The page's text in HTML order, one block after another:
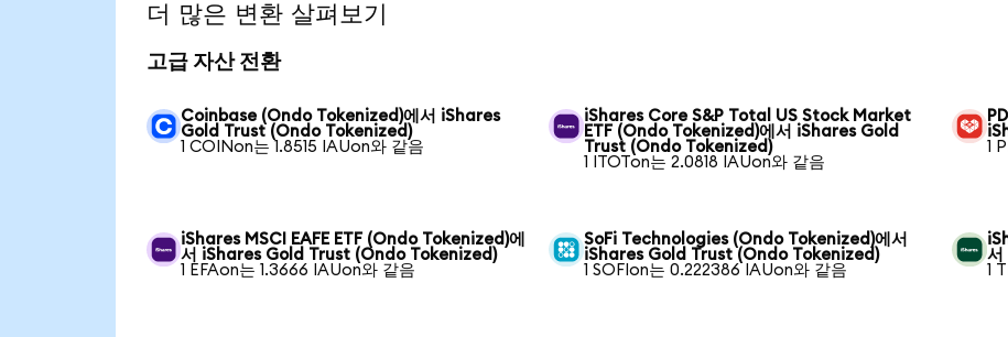
더 많은 변환 살펴보기
고급 자산 전환
Coinbase (Ondo Tokenized)에서 iShares
Gold Trust (Ondo Tokenized)
1 COINon는 1.8515 IAUon와 같음
iShares Core S&P Total US Stock Market
ETF (Ondo Tokenized)에서 iShares Gold
Trust (Ondo Tokenized)
1 ITOTon는 2.0818 IAUon와 같음
1
iShares MSCI EAFE ETF (Ondo Tokenized)에
서 iShares Gold Trust (Ondo Tokenized)
1 EFAon는 1.3666 IAUon와 같음
SoFi Technologies (Ondo Tokenized)에서
iShares Gold Trust (Ondo Tokenized)
1 SOFIon는 0.222386 IAUon와 같음
서
1